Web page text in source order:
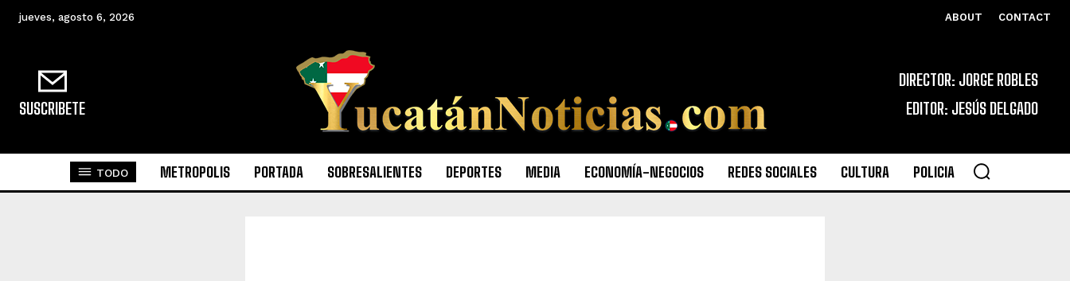
jueves, agosto 6, 2026 ABOUT CONTACT
SUSCRIBETE
DIRECTOR: JORGE ROBLES
EDITOR: JESÚS DELGADO
TODO METROPOLIS PORTADA SOBRESALIENTES DEPORTES MEDIA ECONOMÍA-NEGOCIOS REDES SOCIALES CULTURA POLICIA